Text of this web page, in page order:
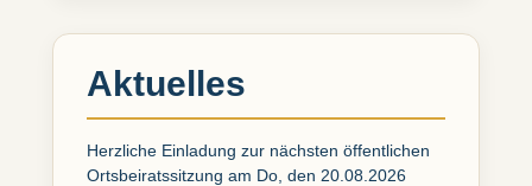
Aktuelles
Herzliche Einladung zur nächsten öffentlichen
Ortsbeiratssitzung am Do, den 20.08.2026